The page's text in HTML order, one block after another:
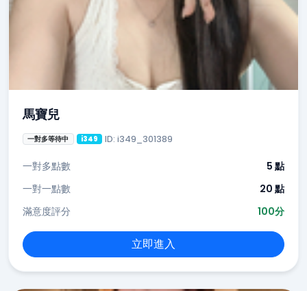
馬寶兒
一對多等待中 i349 ID: i349_301389
一對多點數
5 點
一對一點數
20 點
滿意度評分
100分
立即進入